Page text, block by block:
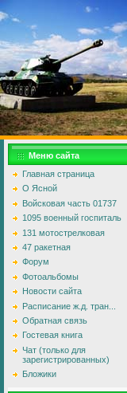
Меню сайта
Главная страница
О Ясной
Войсковая часть 01737
1095 военный госпиталь
131 мотострелковая
47 ракетная
Форум
Фотоальбомы
Новости сайта
Расписание ж.д. тран...
Обратная связь
Гостевая книга
Чат (только для
зарегистрированных)
Бложики